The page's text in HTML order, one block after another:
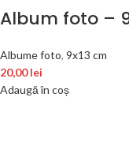
Album foto –
Albume foto, 9x13 cm
20,00lei
Adaugă în coș